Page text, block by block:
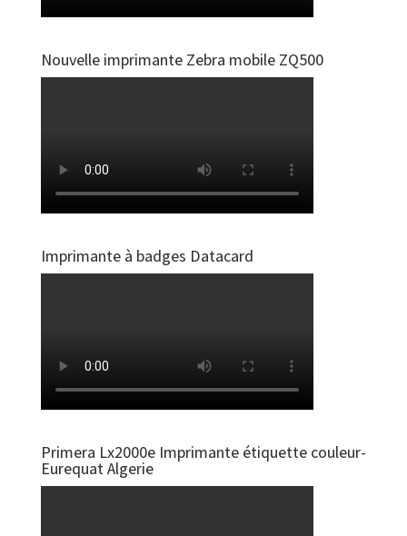
Nouvelle imprimante Zebra mobile ZQ500
Imprimante à badges Datacard
Primera Lx2000e Imprimante étiquette couleur-
Eurequat Algerie